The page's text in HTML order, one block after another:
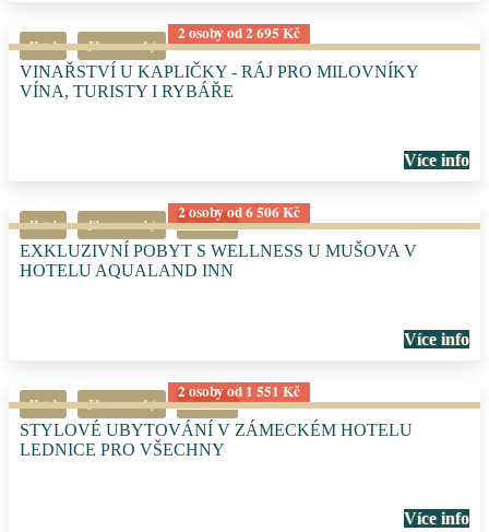
Hotel Jihomoravský
2 osoby od 2 695 Kč
VINAŘSTVÍ U KAPLIČKY - RÁJ PRO MILOVNÍKY
VÍNA, TURISTY I RYBÁŘE
Více info
Hotel Jihomoravský Pro děti
2 osoby od 6 506 Kč
EXKLUZIVNÍ POBYT S WELLNESS U MUŠOVA V
HOTELU AQUALAND INN
Více info
Hotel Jihomoravský Pro děti
2 osoby od 1 551 Kč
STYLOVÉ UBYTOVÁNÍ V ZÁMECKÉM HOTELU
LEDNICE PRO VŠECHNY
Více info